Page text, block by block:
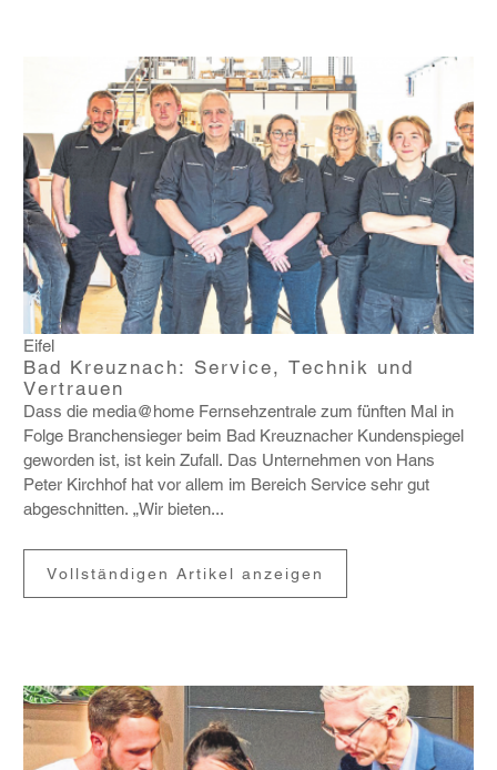
Eifel
Bad Kreuznach: Service, Technik und
Vertrauen
Dass die media@​home Fern­seh­zen­trale zum fünften Mal in
Folge Bran­chen­sieger beim Bad Kreuz­nacher Kunden­spiegel
geworden ist, ist kein Zufall. Das Unter­nehmen von Hans
Peter Kirchhof hat vor allem im Bereich Service sehr gut
abge­schnitten. „Wir bieten...
Vollständigen Artikel anzeigen